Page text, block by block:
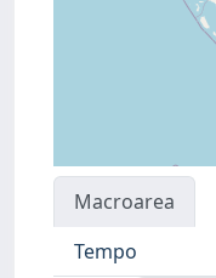
Macroarea
Tempo